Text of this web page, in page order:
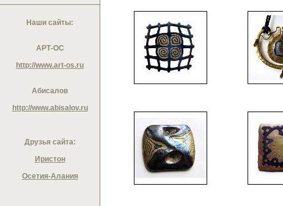
Наши сайты:
АРТ-ОС
http://www.art-os.ru
Абисалов
http://www.abisalov.ru
Друзья сайта:
Иристон
Осетия-Алания